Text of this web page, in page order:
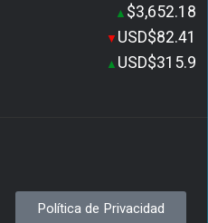
▲ $3,652.18
▼ USD$82.41
▲ USD$315.9
Política de Privacidad